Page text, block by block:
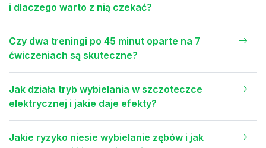
i dlaczego warto z nią czekać?
Czy dwa treningi po 45 minut oparte na 7
ćwiczeniach są skuteczne?
Jak działa tryb wybielania w szczoteczce
elektrycznej i jakie daje efekty?
Jakie ryzyko niesie wybielanie zębów i jak